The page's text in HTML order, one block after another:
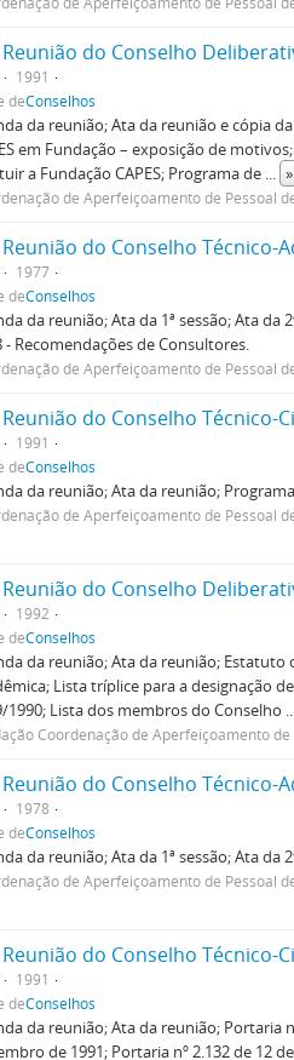
Reunião do Conselho
1991
deConselhos
da reunião; Ata da reunião e cópia
em Fundação – exposição de
a Fundação CAPES; Programa de ... »
de Aperfeiçoamento de Pessoal
Reunião do Conselho Técnico-
1977
deConselhos
da reunião; Ata da 1ª sessão; Ata da
- Recomendações de Consultores.
de Aperfeiçoamento de Pessoal
Reunião do Conselho Técnico-
1991
deConselhos
da reunião; Ata da reunião;
de Aperfeiçoamento de Pessoal
Reunião do Conselho
1992
deConselhos
da reunião; Ata da reunião; Estatuto
Lista tríplice para a designação
1990; Lista dos membros do Conselho
Coordenação de Aperfeiçoamento de
Reunião do Conselho Técnico-
1978
deConselhos
da reunião; Ata da 1ª sessão; Ata da
de Aperfeiçoamento de Pessoal
Reunião do Conselho Técnico-
1991
deConselhos
da reunião; Ata da reunião; Portaria
de 1991; Portaria nº 2.132 de 12